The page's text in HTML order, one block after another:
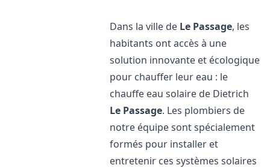
Dans la ville de Le Passage, les
habitants ont accès à une
solution innovante et écologique
pour chauffer leur eau : le
chauffe eau solaire de Dietrich
Le Passage. Les plombiers de
notre équipe sont spécialement
formés pour installer et
entretenir ces systèmes solaires